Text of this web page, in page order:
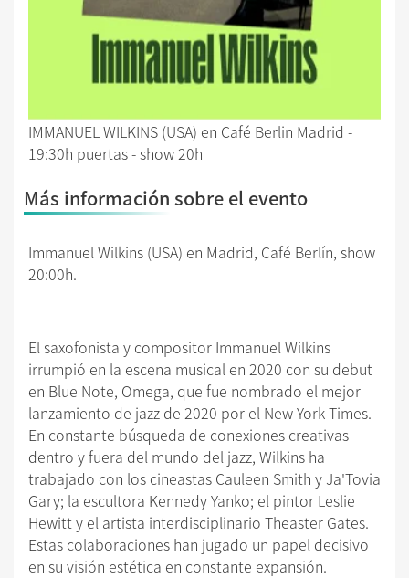
IMMANUEL WILKINS (USA) en Café Berlin Madrid -
19:30h puertas - show 20h
Más información sobre el evento
Immanuel Wilkins (USA) en Madrid, Café Berlín, show
20:00h.
El saxofonista y compositor Immanuel Wilkins
irrumpió en la escena musical en 2020 con su debut
en Blue Note, Omega, que fue nombrado el mejor
lanzamiento de jazz de 2020 por el New York Times.
En constante búsqueda de conexiones creativas
dentro y fuera del mundo del jazz, Wilkins ha
trabajado con los cineastas Cauleen Smith y Ja'Tovia
Gary; la escultora Kennedy Yanko; el pintor Leslie
Hewitt y el artista interdisciplinario Theaster Gates.
Estas colaboraciones han jugado un papel decisivo
en su visión estética en constante expansión.